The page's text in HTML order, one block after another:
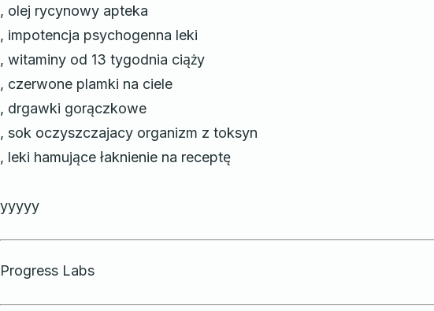
, olej rycynowy apteka
, impotencja psychogenna leki
, witaminy od 13 tygodnia ciąży
, czerwone plamki na ciele
, drgawki gorączkowe
, sok oczyszczajacy organizm z toksyn
, leki hamujące łaknienie na receptę
yyyyy
Progress Labs